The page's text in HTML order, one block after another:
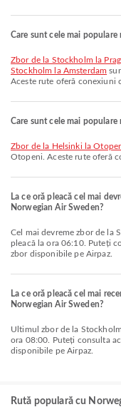
Care sunt cele mai
zbor de la Stockholm la
Stockholm la Amsterdam
Aceste rute oferă conexiuni
Care sunt cele mai
zbor de la Helsinki la
Otopeni. Aceste rute oferă
La ce oră pleacă cel mai
Norwegian Air Sweden?
Cel mai devreme zbor de la Stockholm la Otopeni cu Norwegian Air Sweden
pleacă la ora 06:10. Puteți
zbor disponibile pe Airpaz.
La ce oră pleacă cel mai
Norwegian Air Sweden?
Ultimul zbor de la Stockholm la Otopeni cu Norwegian Air Sweden pleacă la
ora 08:00. Puteți consulta
disponibile pe Airpaz.
Rută populară cu